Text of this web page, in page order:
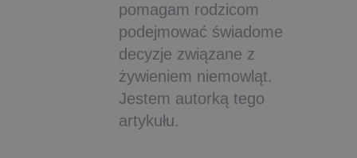
pomagam rodzicom
podejmować świadome
decyzje związane z
żywieniem niemowląt.
Jestem autorką tego
artykułu.